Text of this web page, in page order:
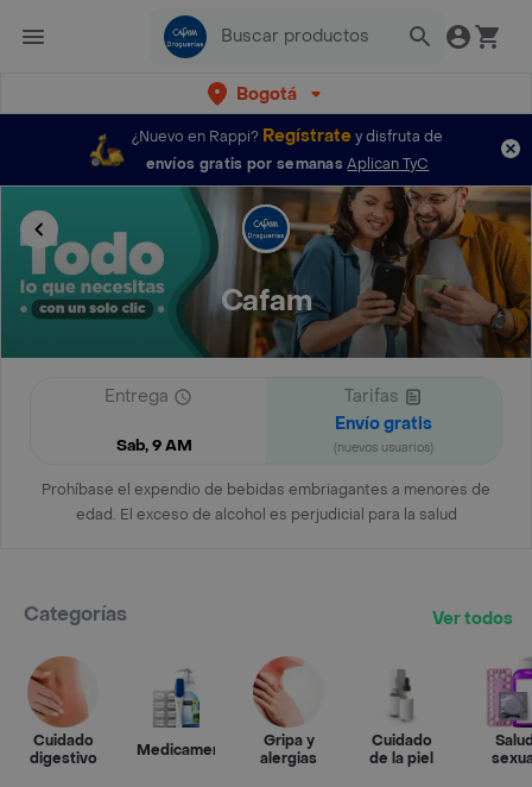
Bogotá
¿Nuevo en Rappi? Regístratey disfruta de
envíos gratis por semanas Aplican TyC
Cafam
Entrega
Sab, 9 AM
Tarifas
Envío gratis
(nuevos usuarios)
Prohíbase el expendio de bebidas embriagantes a menores de
edad. El exceso de alcohol es perjudicial para la salud
Categorías Ver todos
Cuidado
digestivo
Medicamentos
Gripa y
alergias
Cuidado
de la piel